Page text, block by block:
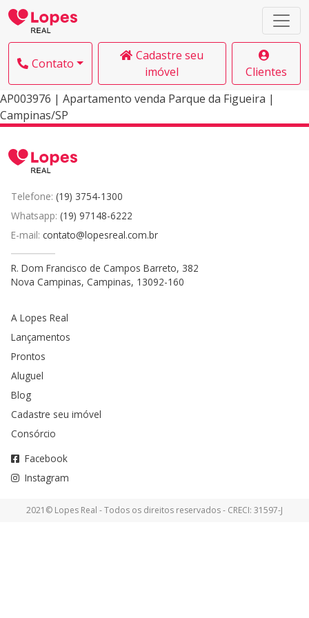
Contato
Cadastre seu
imóvel
Clientes
AP003976 | Apartamento venda Parque da Figueira |
Campinas/SP
Telefone: (19) 3754-1300
Whatsapp: (19) 97148-6222
E-mail: contato@lopesreal.com.br
R. Dom Francisco de Campos Barreto, 382
Nova Campinas, Campinas, 13092-160
A Lopes Real
Lançamentos
Prontos
Aluguel
Blog
Cadastre seu imóvel
Consórcio
Facebook
Instagram
2021© Lopes Real - Todos os direitos reservados - CRECI: 31597-J